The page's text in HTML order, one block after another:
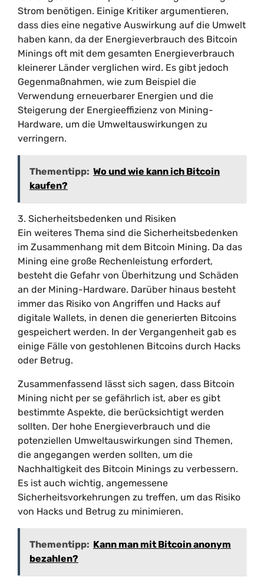
Strom benötigen. Einige Kritiker argumentieren,
dass dies eine negative Auswirkung auf die Umwelt
haben kann, da der Energieverbrauch des Bitcoin
Minings oft mit dem gesamten Energieverbrauch
kleinerer Länder verglichen wird. Es gibt jedoch
Gegenmaßnahmen, wie zum Beispiel die
Verwendung erneuerbarer Energien und die
Steigerung der Energieeffizienz von Mining-
Hardware, um die Umweltauswirkungen zu
verringern.
Thementipp: Wo und wie kann ich Bitcoin
kaufen?
3. Sicherheitsbedenken und Risiken
Ein weiteres Thema sind die Sicherheitsbedenken
im Zusammenhang mit dem Bitcoin Mining. Da das
Mining eine große Rechenleistung erfordert,
besteht die Gefahr von Überhitzung und Schäden
an der Mining-Hardware. Darüber hinaus besteht
immer das Risiko von Angriffen und Hacks auf
digitale Wallets, in denen die generierten Bitcoins
gespeichert werden. In der Vergangenheit gab es
einige Fälle von gestohlenen Bitcoins durch Hacks
oder Betrug.
Zusammenfassend lässt sich sagen, dass Bitcoin
Mining nicht per se gefährlich ist, aber es gibt
bestimmte Aspekte, die berücksichtigt werden
sollten. Der hohe Energieverbrauch und die
potenziellen Umweltauswirkungen sind Themen,
die angegangen werden sollten, um die
Nachhaltigkeit des Bitcoin Minings zu verbessern.
Es ist auch wichtig, angemessene
Sicherheitsvorkehrungen zu treffen, um das Risiko
von Hacks und Betrug zu minimieren.
Thementipp: Kann man mit Bitcoin anonym
bezahlen?